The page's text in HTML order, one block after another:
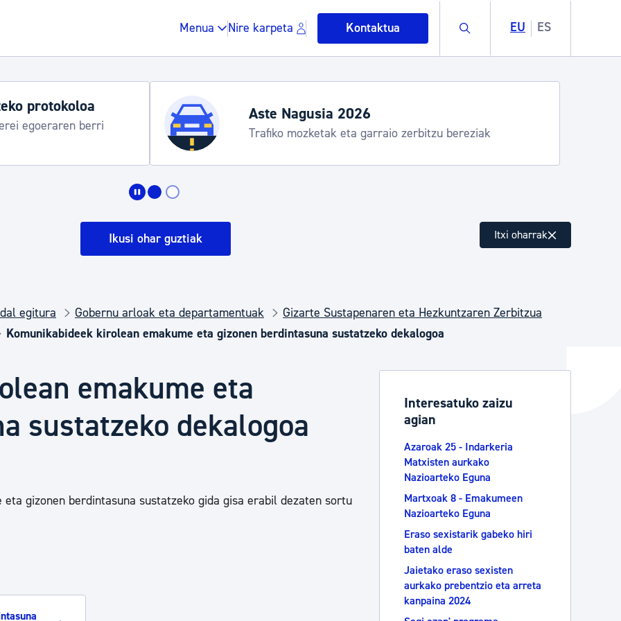
Menua Nire karpeta Kontaktua Buscar EU ES
Gune publikoa, hondakinak eta ingurumena
Euskara
Berdintasuna, Giza Eskubideak eta bizikidetza
protokoloa
egoeraren berri
Aste Nagusia 2026
Trafiko mozketak eta garraio zerbitzu bereziak
Ikusi ohar guztiak Itxi oharrak
egitura Gobernu arloak eta departamentuak
Gizarte Sustapenaren eta Hezkuntzaren Zerbitzua
Komunikabideek kirolean emakume eta gizonen berdintasuna sustatzeko dekalogoa
emakume eta
sustatzeko dekalogoa
gizonen berdintasuna sustatzeko gida gisa erabil dezaten sortu
Interesatuko zaizu
agian
Azaroak 25 - Indarkeria
Matxisten aurkako
Nazioarteko Eguna
Martxoak 8 - Emakumeen
Nazioarteko Eguna
Eraso sexistarik gabeko hiri
baten alde
Jaietako eraso sexisten
aurkako prebentzio eta arreta
kanpaina 2024